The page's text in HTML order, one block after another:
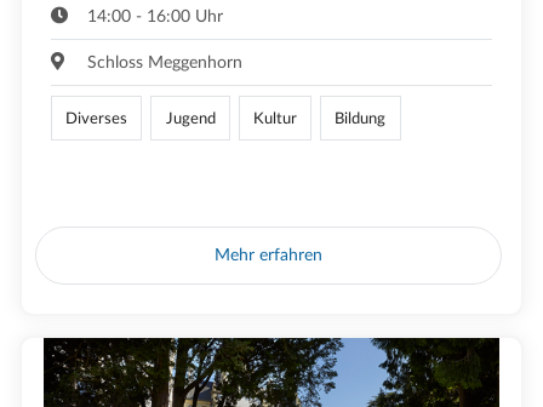
14:00 - 16:00 Uhr
Schloss Meggenhorn
Diverses Jugend Kultur Bildung
Mehr erfahren